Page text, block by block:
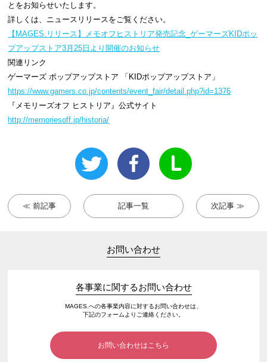
とをお知らせいたします。
詳しくは、ニュースリリースをご覧ください。
【MAGES.リリース】メモオフヒストリア発売記念_ゲーマーズKIDポッ
プアップストア3月25日より開催のお知らせ
関連リンク
ゲーマーズ ポップアップストア 「KIDポップアップストア」
https://www.gamers.co.jp/contents/event_fair/detail.php?id=1376
『メモリーズオフ ヒストリア』公式サイト
http://memoriesoff.jp/historia/
≪ 前記事 記事一覧 次記事 ≫
お問い合わせ
各事業に関するお問い合わせ
MAGES.への各事業内容に対するお問い合わせは、
下記のフォームよりご連絡ください。
お問い合わせはこちら